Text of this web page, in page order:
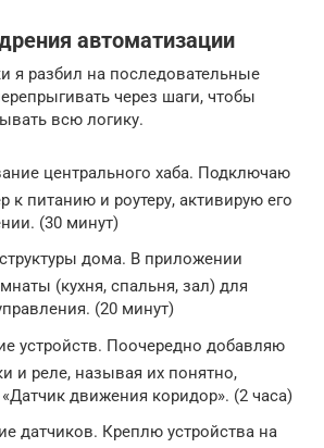
автоматизации
я разбил на последовательные
через шаги, чтобы
всю логику.
центрального хаба. Подключаю
к питанию и роутеру, активирую его
(30 минут)
дома. В приложении
(кухня, спальня, зал) для
(20 минут)
устройств. Поочередно добавляю
и реле, называя их понятно,
движения коридор». (2 часа)
датчиков. Креплю устройства на